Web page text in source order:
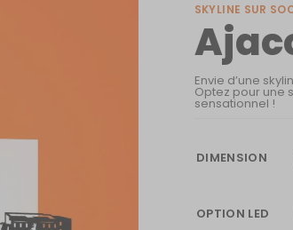
SKYLINE SUR
Envie d’une
Optez pour une
sensationnel !
DIMENSION
OPTION LED